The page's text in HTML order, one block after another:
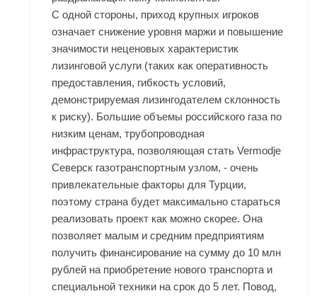
С одной стороны, приход крупных игроков
означает снижение уровня маржи и повышение
значимости неценовых характеристик
лизинговой услуги (таких как оперативность
предоставления, гибкость условий,
демонстрируемая лизингодателем склонность
к риску). Большие объемы российского газа по
низким ценам, трубопроводная
инфраструктура, позволяющая статьVermodje
Северск газотранспортным узлом, - очень
привлекательные факторы для Турции,
поэтому страна будет максимально стараться
реализовать проект как можно скорее. Она
позволяет малым и средним предприятиям
получить финансирование на сумму до 10 млн
рублей на приобретение нового транспорта и
специальной техники на срок до 5 лет. Повод,